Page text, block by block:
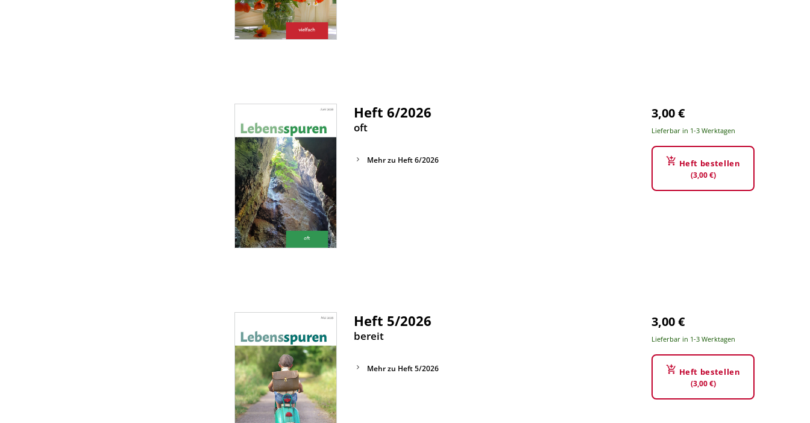
Heft 6/2026
:
oft
Mehr zu Heft 6/2026
3,00 €
Lieferbar in 1-3 Werktagen
Heft bestellen
(3,00 €)
Heft 5/2026
:
bereit
Mehr zu Heft 5/2026
3,00 €
Lieferbar in 1-3 Werktagen
Heft bestellen
(3,00 €)